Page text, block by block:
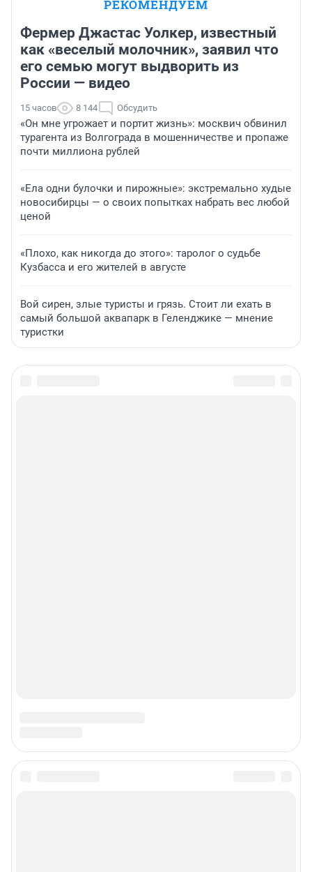
РЕКОМЕНДУЕМ
Фермер Джастас Уолкер, известный
как «веселый молочник», заявил что
его семью могут выдворить из
России — видео
15 часов 8 144 Обсудить
«Он мне угрожает и портит жизнь»: москвич обвинил
турагента из Волгограда в мошенничестве и пропаже
почти миллиона рублей
«Ела одни булочки и пирожные»: экстремально худые
новосибирцы — о своих попытках набрать вес любой
ценой
«Плохо, как никогда до этого»: таролог о судьбе
Кузбасса и его жителей в августе
Вой сирен, злые туристы и грязь. Стоит ли ехать в
самый большой аквапарк в Геленджике — мнение
туристки